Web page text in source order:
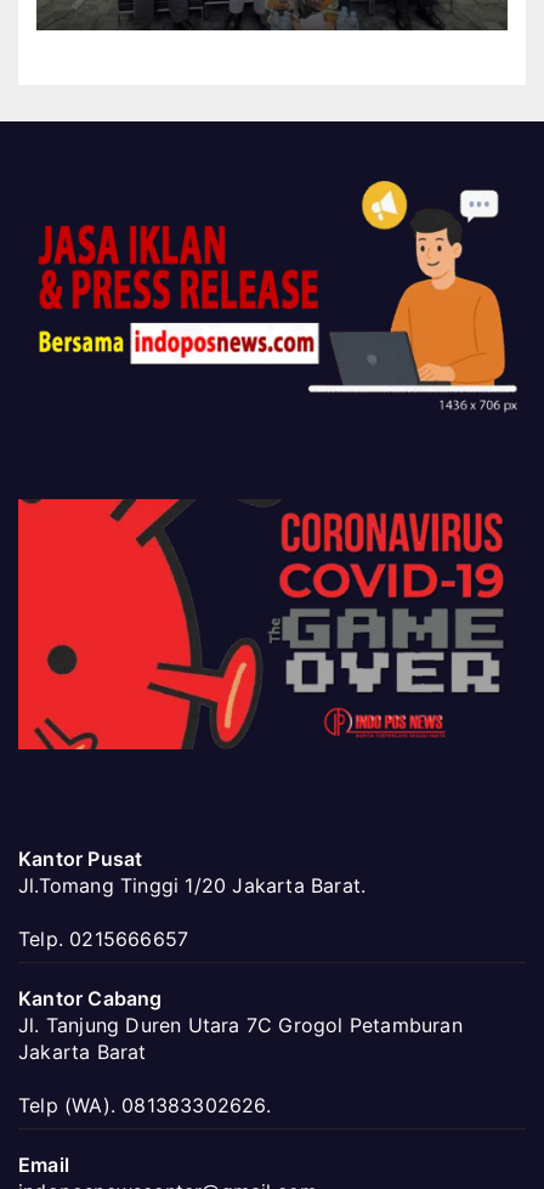
Kantor Pusat
Jl.Tomang Tinggi 1/20 Jakarta Barat.
Telp. 0215666657
Kantor Cabang
Jl. Tanjung Duren Utara 7C Grogol Petamburan
Jakarta Barat
Telp (WA). 081383302626.
Email